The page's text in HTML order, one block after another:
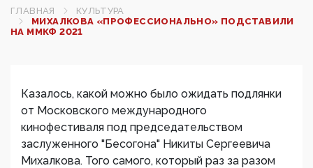
ГЛАВНАЯ
КУЛЬТУРА
МИХАЛКОВА «ПРОФЕССИОНАЛЬНО» ПОДСТАВИЛИ
НА ММКФ 2021
Казалось, какой можно было ожидать подлянки
от Московского международного
кинофестиваля под председательством
заслуженного "Бесогона" Никиты Сергеевича
Михалкова. Того самого, который раз за разом